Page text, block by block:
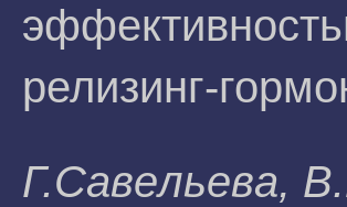
релизинг-
Г.Caвeльeвa,